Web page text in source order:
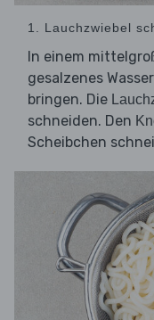
1. Lauchzwiebel
In einem
gesalzenes
bringen. Die
schneiden. Den
Scheibchen